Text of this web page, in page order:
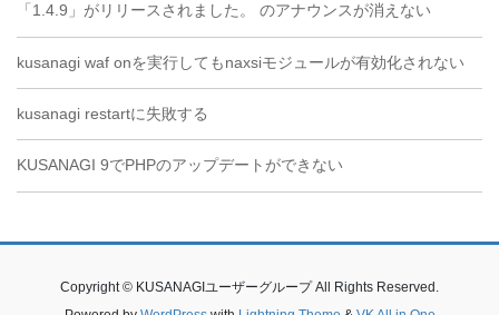
「1.4.9」がリリースされました。 のアナウンスが消えない
kusanagi waf onを実行してもnaxsiモジュールが有効化されない
kusanagi restartに失敗する
KUSANAGI 9でPHPのアップデートができない
Copyright © KUSANAGIユーザーグループ All Rights Reserved.